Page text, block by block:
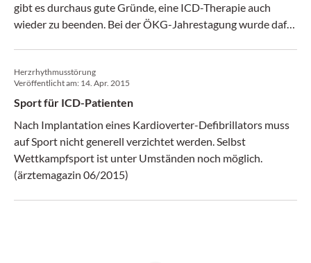
gibt es durchaus gute Gründe, eine ICD-Therapie auch
wieder zu beenden. Bei der ÖKG-Jahrestagung wurde dafür
Herzrhythmusstörung
Veröffentlicht am: 14. Apr. 2015
Sport für ICD-Patienten
Nach Implantation eines Kardioverter-Defibrillators muss
auf Sport nicht generell verzichtet werden. Selbst
Wettkampfsport ist unter Umständen noch möglich.
(ärztemagazin 06/2015)